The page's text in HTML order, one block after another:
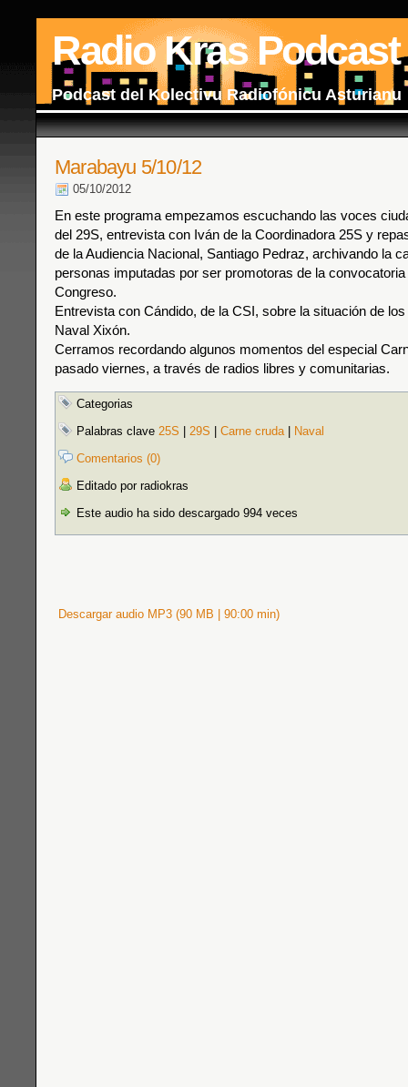
Radio Kras Podcast
Podcast del Kolectivu Radiofónicu Asturianu
Marabayu 5/10/12
05/10/2012
En este programa empezamos escuchando las voces
del 29S, entrevista con Iván de la Coordinadora 25S y
de la Audiencia Nacional, Santiago Pedraz, archivando la
personas imputadas por ser promotoras de la
Congreso.
Entrevista con Cándido, de la CSI, sobre la situación de
Naval Xixón.
Cerramos recordando algunos momentos del especial
pasado viernes, a través de radios libres y comunitarias.
Categorias
Palabras clave 25S 29S Carne cruda|
Naval
Comentarios (0)
Editado por radiokras
Este audio ha sido descargado 994 veces
Descargar audio MP3 (90 MB | 90:00 min)